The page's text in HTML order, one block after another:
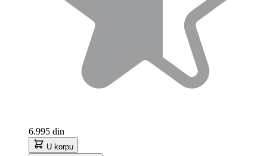
6.995 din
U korpu